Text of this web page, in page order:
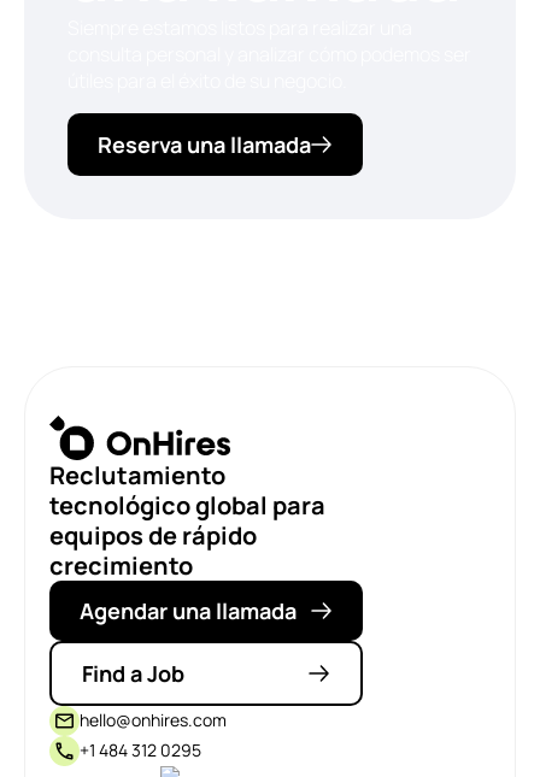
Reserva una llamada
Reclutamiento
tecnológico global para
equipos de rápido
crecimiento
Agendar una llamada
Find a Job
hello@onhires.com
+1 484 312 0295